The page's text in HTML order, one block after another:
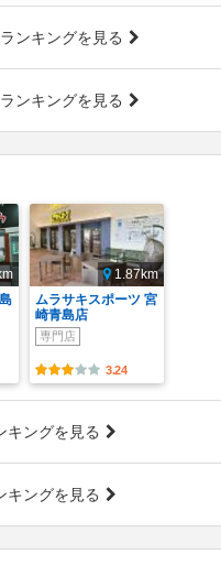
ンキングを見る
ンキングを見る
1.87km
ムラサキスポーツ 宮
崎青島店
専門店
3.24
キングを見る
キングを見る